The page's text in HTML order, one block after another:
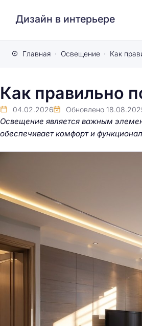
Дизайн в интерьере
Главная Освещение Как
Как правильно
04.02.2026 Обновлено
Освещение является важным
обеспечивает комфорт и